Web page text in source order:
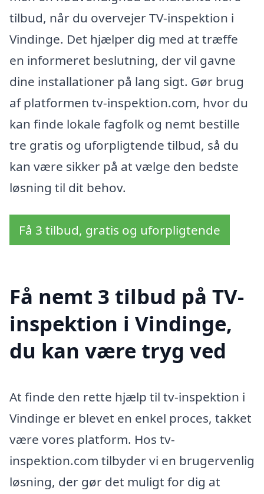
tilbud, når du overvejer TV-inspektion i
Vindinge. Det hjælper dig med at træffe
en informeret beslutning, der vil gavne
dine installationer på lang sigt. Gør brug
af platformen tv-inspektion.com, hvor du
kan finde lokale fagfolk og nemt bestille
tre gratis og uforpligtende tilbud, så du
kan være sikker på at vælge den bedste
løsning til dit behov.
Få 3 tilbud, gratis og uforpligtende
Få nemt 3 tilbud på TV-
inspektion i Vindinge,
du kan være tryg ved
At finde den rette hjælp til tv-inspektion i
Vindinge er blevet en enkel proces, takket
være vores platform. Hos tv-
inspektion.com tilbyder vi en brugervenlig
løsning, der gør det muligt for dig at